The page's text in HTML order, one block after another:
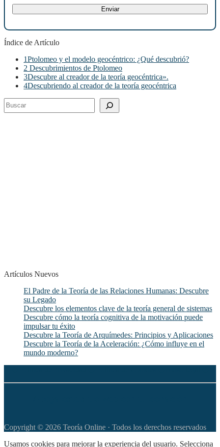
Índice de Artículo
1Ptolomeo y el modelo geocéntrico: ¿Qué descubrió?
2 Descubrimientos de Ptolomeo
3Descubre al creador de la teoría geocéntrica».
4Descubriendo al creador de la teoría geocéntrica
Buscar
Artículos Nuevos
El Padre de la Teoría de las Relaciones Humanas: Descubre
su Legado
Descubre los elementos clave de la teoría general de sistemas
Descubre cómo la teoría cognitiva de la motivación puede
impulsar tu éxito
Descubre la Teoría de Arquímedes: Principios y Aplicaciones
Descubre la Teoría de la Aceleración: ¿Cómo influye en el
mundo moderno?
Copyright © 2026 Teoría Online · Todos los derechos reservados
Usamos cookies para mejorar la experiencia del usuario. Selecciona